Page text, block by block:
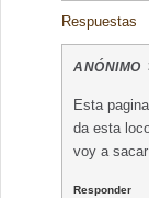
Respuestas
ANÓNIMO
Esta
da esta
voy a
Responder